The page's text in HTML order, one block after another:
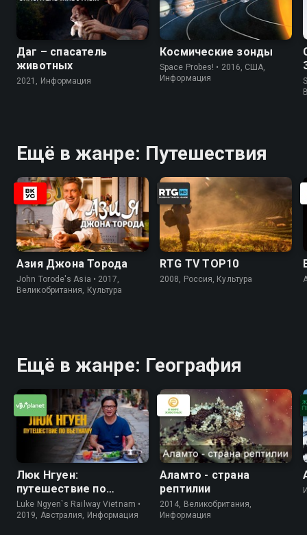
Даг – спасатель
животных
2021, Информация
Космические зонды
Space Probes! • 2016, США,
Информация
Ещё в жанре: Путешествия
Азия Джона Торода
John Torode's Asia • 2017,
Великобритания, Культура
RTG TV TOP10
2008, Россия, Культура
Ещё в жанре: География
Люк Нгуен:
путешествие по
Вьетнаму
Luke Ngyen`s Railway Vietnam •
2019, Австралия, Информация
Аламто - страна
рептилии
2014, Великобритания,
Информация